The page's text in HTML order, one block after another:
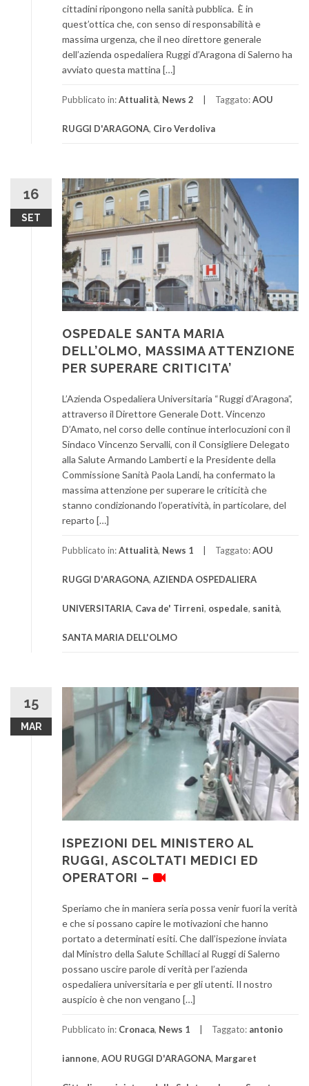
cittadini ripongono nella sanità pubblica. È in
quest’ottica che, con senso di responsabilità e
massima urgenza, che il neo direttore generale
dell’azienda ospedaliera Ruggi d’Aragona di Salerno ha
avviato questa mattina […]
Pubblicato in:Attualità, News 2 Taggato:AOU
RUGGI D'ARAGONA, Ciro Verdoliva
16
SET
OSPEDALE SANTA MARIA
DELL’OLMO, MASSIMA ATTENZIONE
PER SUPERARE CRITICITA’
L’Azienda Ospedaliera Universitaria “Ruggi d’Aragona”,
attraverso il Direttore Generale Dott. Vincenzo
D’Amato, nel corso delle continue interlocuzioni con il
Sindaco Vincenzo Servalli, con il Consigliere Delegato
alla Salute Armando Lamberti e la Presidente della
Commissione Sanità Paola Landi, ha confermato la
massima attenzione per superare le criticità che
stanno condizionando l’operatività, in particolare, del
reparto […]
Pubblicato in:Attualità, News 1 Taggato:AOU
RUGGI D'ARAGONA, AZIENDA OSPEDALIERA
UNIVERSITARIA, Cava de' Tirreni, ospedale, sanità,
SANTA MARIA DELL'OLMO
15
MAR
ISPEZIONI DEL MINISTERO AL
RUGGI, ASCOLTATI MEDICI ED
OPERATORI –
Speriamo che in maniera seria possa venir fuori la verità
e che si possano capire le motivazioni che hanno
portato a determinati esiti. Che dall’ispezione inviata
dal Ministro della Salute Schillaci al Ruggi di Salerno
possano uscire parole di verità per l’azienda
ospedaliera universitaria e per gli utenti. Il nostro
auspicio è che non vengano […]
Pubblicato in: Cronaca, News 1 Taggato: antonio
iannone, AOU RUGGI D'ARAGONA, Margaret